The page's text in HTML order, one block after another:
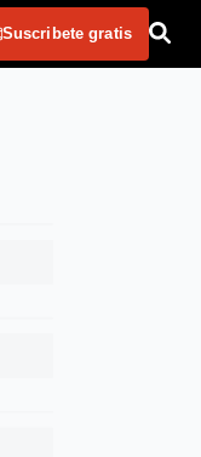
Suscribete gratis